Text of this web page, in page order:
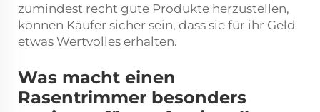
zumindest recht gute Produkte herzustellen,
können Käufer sicher sein, dass sie für ihr Geld
etwas Wertvolles erhalten.
Was macht einen
Rasentrimmer besonders